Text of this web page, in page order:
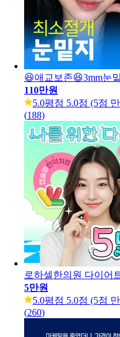
😆애교보존😆3mm눈
110만원
5.0평점 5.0점 (5점
(188)
로하셀한의원 다이어
5만원
5.0평점 5.0점 (5점
(260)